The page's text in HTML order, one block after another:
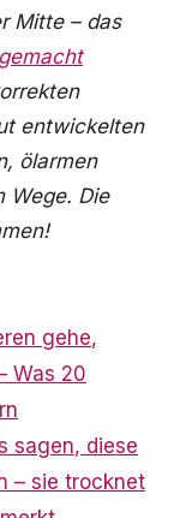
Mitte – das
gemacht
entwickelten
ölarmen
Wege. Die
gehe,
Was 20
sagen, diese
– sie trocknet